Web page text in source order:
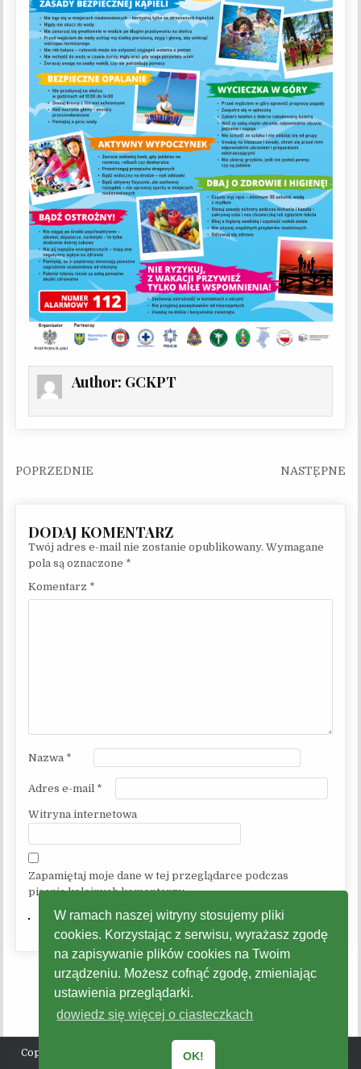
Author: GCKPT
Nawigacja wpisu
Twój adres e-mail nie zostanie opublikowany. Wymagane
pola są oznaczone *
Komentarz *
Nazwa *
Adres e-mail *
Witryna internetowa
Zapamiętaj moje dane w tej przeglądarce podczas
pisania kolejnych komentarzy.
Copyright © 2026 Gminne Centrum Kultury, Promocji, Turystyki
Radziechowy - Wieprz
W ramach naszej witryny stosujemy pliki
cookies. Korzystając z serwisu, wyrażasz zgodę
na zapisywanie plików cookies na Twoim
urządzeniu. Możesz cofnąć zgodę, zmieniając
ustawienia przeglądarki.
dowiedz się więcej o ciasteczkach
OK!